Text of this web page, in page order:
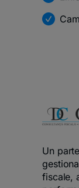
Un
fiscale,